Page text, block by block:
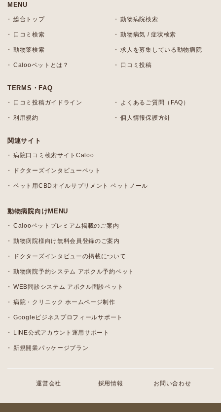
MENU
総合トップ 動物病院検索
口コミ検索 動物病気 / 症状検索
動物薬検索 求人を募集している動物病院
Calooペットとは？ 口コミ投稿
TERMS・FAQ
口コミ投稿ガイドライン よくあるご質問（FAQ）
利用規約 個人情報保護方針
関連サイト
病院口コミ検索サイトCaloo
ドクターズインタビューペット
ペット用CBDオイルサプリメント ペットノール
動物病院向けMENU
Calooペットプレミアム掲載のご案内
動物病院様向け無料会員登録のご案内
ドクターズインタビューの掲載について
動物病院予約システム アポクル予約ペット
WEB問診システム アポクル問診ペット
病院・クリニック ホームページ制作
Googleビジネスプロフィールサポート
LINE公式アカウント運用サポート
新規開業パッケージプラン
運営会社 採用情報 お問い合わせ